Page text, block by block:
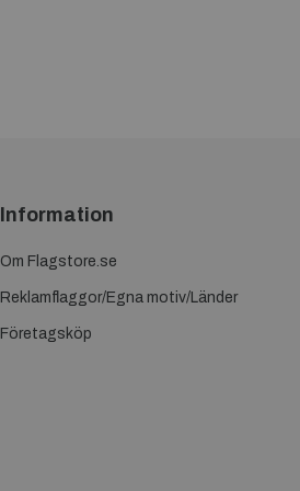
Information
Om Flagstore.se
Reklamflaggor/Egna motiv/Länder
Företagsköp